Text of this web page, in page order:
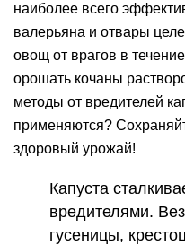
наиболее всего
валерьяна и отвары
овощ от врагов в
орошать кочаны
методы от вредителей
применяются?
здоровый урожай!
Капуста
вредителями.
гусеницы,